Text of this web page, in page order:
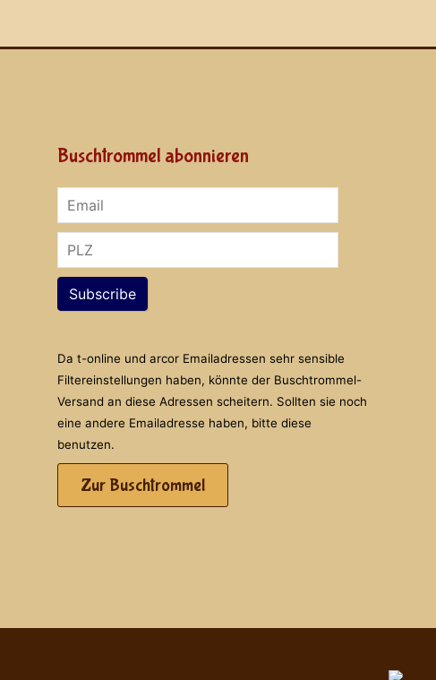
Buschtrommel abonnieren
Subscribe
Da t-online und arcor Emailadressen sehr sensible
Filtereinstellungen haben, könnte der Buschtrommel-
Versand an diese Adressen scheitern. Sollten sie noch
eine andere Emailadresse haben, bitte diese
benutzen.
Zur Buschtrommel